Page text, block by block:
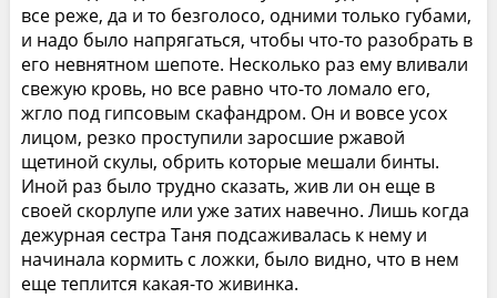
все реже, да и то безголосо, одними только губами,
и надо было напрягаться, чтобы что-то разобрать в
его невнятном шепоте. Несколько раз ему вливали
свежую кровь, но все равно что-то ломало его,
жгло под гипсовым скафандром. Он и вовсе усох
лицом, резко проступили заросшие ржавой
щетиной скулы, обрить которые мешали бинты.
Иной раз было трудно сказать, жив ли он еще в
своей скорлупе или уже затих навечно. Лишь когда
дежурная сестра Таня подсаживалась к нему и
начинала кормить с ложки, было видно, что в нем
еще теплится какая-то живинка.